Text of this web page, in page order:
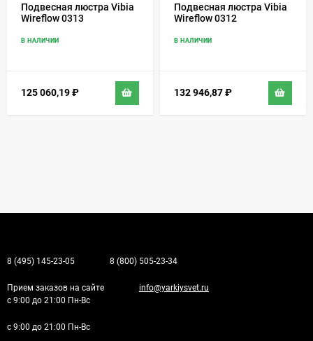
Подвесная люстра Vibia
Wireflow 0313
В НАЛИЧИИ
125 060,19₽
Подвесная люстра Vibia
Wireflow 0312
В НАЛИЧИИ
132 946,87₽
8 (495) 145-23-05 8 (800) 505-23-34
Прием заказов на сайте
с 9:00 до 21:00 Пн-Вс
info@yarkiysvet.ru
с 9:00 до 21:00 Пн-Вс